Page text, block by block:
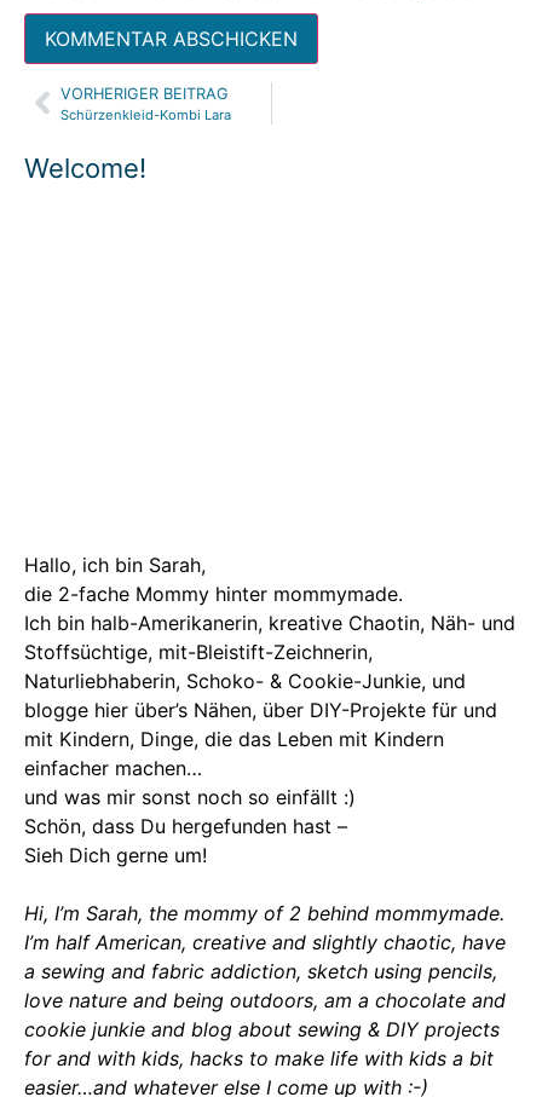
Welcome!
Hallo, ich bin Sarah,
die 2-fache Mommy hinter mommymade.
Ich bin halb-Amerikanerin, kreative Chaotin, Näh- und
Stoffsüchtige, mit-Bleistift-Zeichnerin,
Naturliebhaberin, Schoko- & Cookie-Junkie, und
blogge hier über’s Nähen, über DIY-Projekte für und
mit Kindern, Dinge, die das Leben mit Kindern
einfacher machen…
und was mir sonst noch so einfällt :)
Schön, dass Du hergefunden hast –
Sieh Dich gerne um!
Hi, I’m Sarah, the mommy of 2 behind mommymade.
I’m half American, creative and slightly chaotic, have
a sewing and fabric addiction, sketch using pencils,
love nature and being outdoors, am a chocolate and
cookie junkie and blog about sewing & DIY projects
for and with kids, hacks to make life with kids a bit
easier…and whatever else I come up with :-)
Alternative:
VORHERIGER BEITRAG
Schürzenkleid-Kombi Lara